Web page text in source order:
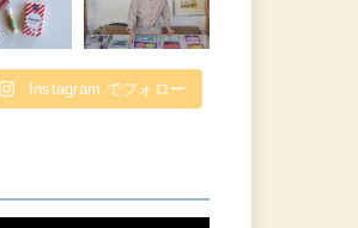
Instagram でフォロー